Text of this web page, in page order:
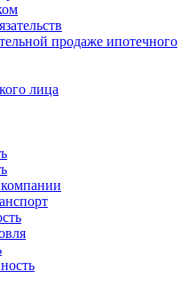
продаже ипотечного
лица